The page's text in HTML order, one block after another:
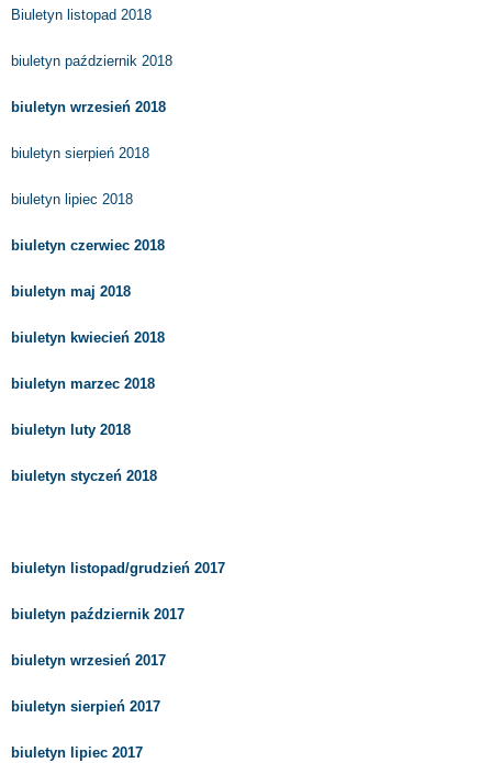
Biuletyn listopad 2018
biuletyn październik 2018
biuletyn wrzesień 2018
biuletyn sierpień 2018
biuletyn lipiec 2018
biuletyn czerwiec 2018
biuletyn maj 2018
biuletyn kwiecień 2018
biuletyn marzec 2018
biuletyn luty 2018
biuletyn styczeń 2018
biuletyn listopad/grudzień 2017
biuletyn październik 2017
biuletyn wrzesień 2017
biuletyn sierpień 2017
biuletyn lipiec 2017